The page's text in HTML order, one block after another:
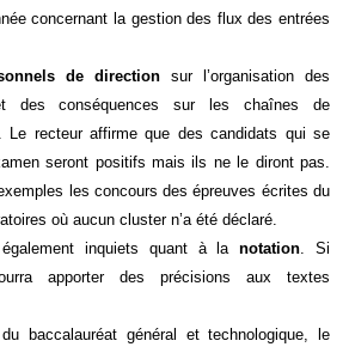
concernant la gestion des flux des entrées
de direction sur l’organisation des
des conséquences sur les chaînes de
Le recteur affirme que des candidats qui se
seront positifs mais ils ne le diront pas.
les concours des épreuves écrites du
où aucun cluster n’a été déclaré.
également inquiets quant à lanotation. Si
apporter des précisions aux textes
baccalauréat général et technologique, le